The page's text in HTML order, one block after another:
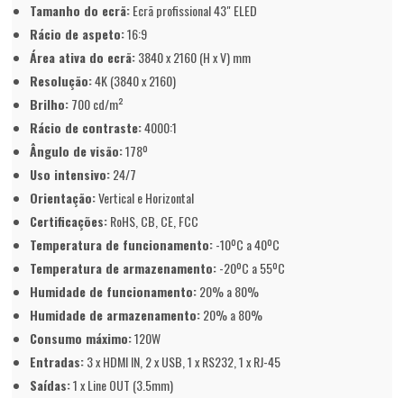
Tamanho do ecrã:Ecrã profissional 43" ELED
Rácio de aspeto:16:9
Área ativa do ecrã:3840 x 2160 (H x V) mm
Resolução:4K (3840 x 2160)
Brilho:700 cd/m²
Rácio de contraste:4000:1
Ângulo de visão:178º
Uso intensivo:24/7
Orientação:Vertical e Horizontal
Certificações:RoHS, CB, CE, FCC
Temperatura de funcionamento:-10ºC a 40ºC
Temperatura de armazenamento:-20ºC a 55ºC
Humidade de funcionamento:20% a 80%
Humidade de armazenamento:20% a 80%
Consumo máximo:120W
Entradas:3 x HDMI IN, 2 x USB, 1 x RS232, 1 x RJ-45
Saídas:1 x Line OUT (3.5mm)